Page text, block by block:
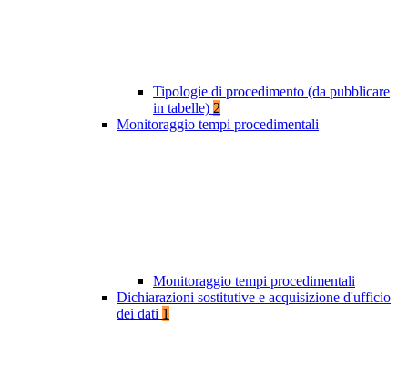
Tipologie di procedimento (da pubblicare
in tabelle) 2
Monitoraggio tempi procedimentali
Monitoraggio tempi procedimentali
Dichiarazioni sostitutive e acquisizione d'ufficio
dei dati 1